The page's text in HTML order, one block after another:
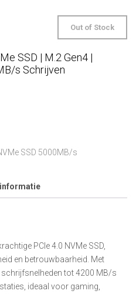
Out of Stock
SSD | M.2 Gen4 |
s Schrijven
SSD 5000MB/s
PCIe 4.0 NVMe SSD,
en betrouwbaarheid. Met
tot 4200 MB/s
ideaal voor gaming,